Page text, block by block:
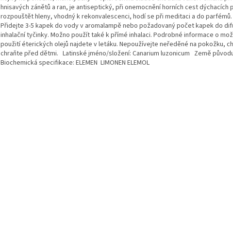
hnisavých zánětů a ran, je antiseptický, při onemocnění horních cest dýchacích
rozpouštět hleny, vhodný k rekonvalescenci, hodí se při meditaci a do
Přidejte 3-5 kapek do vody v aromalampě nebo požadovaný počet kapek do
inhalační tyčinky. Možno použít také k přímé inhalaci. Podrobné informace o
použití éterických olejů najdete v letáku. Nepoužívejte neředěné na pokožku,
chraňte před dětmi. Latinské jméno/složení: Canarium luzonicum Země
Biochemická specifikace: ELEMEN LIMONEN ELEMOL